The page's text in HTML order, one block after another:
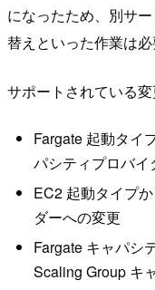
になったため、別サ
替えといった作業は必
サポートされている
Fargate 起動タイ
パシティプロバイ
EC2 起動タイプ
ダーへの変更
Fargate キャパシ
Scaling Group キ